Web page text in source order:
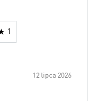
1
12 lipca 2026